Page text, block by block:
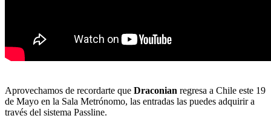
Aprovechamos de recordarte que Draconian regresa a Chile este 19
de Mayo en la Sala Metrónomo, las entradas las puedes adquirir a
través del sistema Passline.